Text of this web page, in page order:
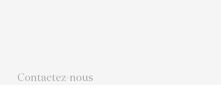
Contactez-nous